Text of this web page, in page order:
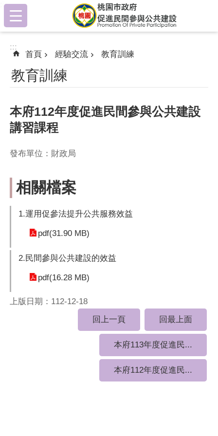
跳到主要內容區塊
:::
:::
首頁 經驗交流 教育訓練
教育訓練
本府112年度促進民間參與公共建設
講習課程
發布單位：財政局
相關檔案
1.運用促參法提升公共服務效益
pdf(31.90 MB)
2.民間參與公共建設的效益
pdf(16.28 MB)
上版日期：112-12-18
回上一頁
回最上面
本府113年度促進民...
本府112年度促進民...